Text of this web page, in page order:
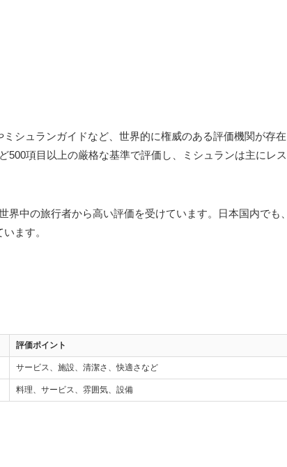
シュランガイドなど、世界的に権威のある評価機関が存在
500項目以上の厳格な基準で評価し、ミシュランは主にレス
中の旅行者から高い評価を受けています。日本国内でも、
ます。
評価ポイント
サービス、施設、清潔さ、快適さなど
料理、サービス、雰囲気、設備